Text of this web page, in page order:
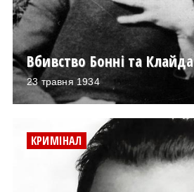
Вбивство Бонні та Клайда
23 травня 1934
КРИМІНАЛ